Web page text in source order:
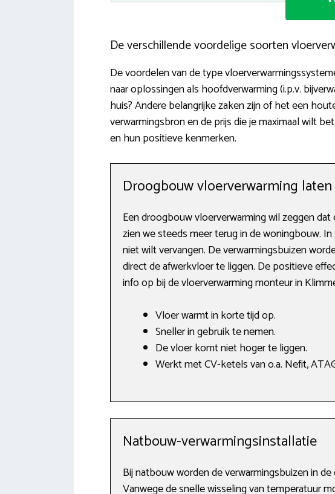
De verschillende voordelige soorten
De voordelen van de type
naar oplossingen als hoofdverwarming (i.p.v.
huis? Andere belangrijke zaken zijn of het een
verwarmingsbron en de prijs die je maximaal wilt
en hun positieve kenmerken.
Droogbouw vloerverwarming
Een droogbouw vloerverwarming wil zeggen
zien we steeds meer terug in de woningbouw.
niet wilt vervangen. De verwarmingsbuizen
direct de afwerkvloer te liggen. De positieve
info op bij de vloerverwarming monteur in
Vloer warmt in korte tijd op.
Sneller in gebruik te nemen.
De vloer komt niet hoger te liggen.
Werkt met CV-ketels van o.a. Nefit,
Natbouw-verwarmingsinstallatie
Bij natbouw worden de verwarmingsbuizen in
Vanwege de snelle wisseling van temperatuur